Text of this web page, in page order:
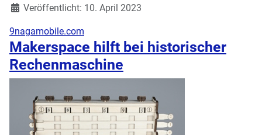
Veröffentlicht: 10. April 2023
9nagamobile.com
Makerspace hilft bei historischer
Rechenmaschine